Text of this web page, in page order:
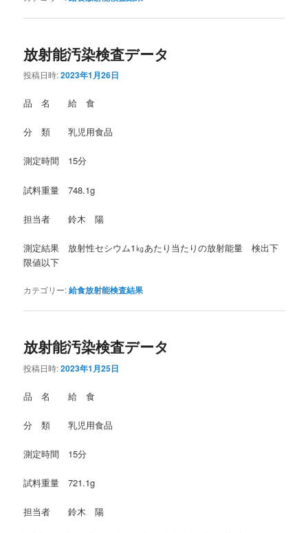
放射能汚染検査データ
投稿日時:2023年1月26日
品 名 給 食
分 類 乳児用食品
測定時間 15分
試料重量 748.1g
担当者 鈴木 陽
測定結果 放射性セシウム1㎏あたり当たりの放射能量 検出下
限値以下
カテゴリー:給食放射能検査結果
放射能汚染検査データ
投稿日時:2023年1月25日
品 名 給 食
分 類 乳児用食品
測定時間 15分
試料重量 721.1g
担当者 鈴木 陽